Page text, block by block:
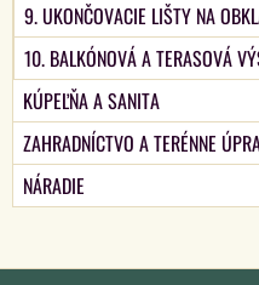
9. UKONČOVACIE LIŠTY NA
10. BALKÓNOVÁ A TERASOVÁ
KÚPEĽŇA A SANITA
ZAHRADNÍCTVO A TERÉNNE
NÁRADIE